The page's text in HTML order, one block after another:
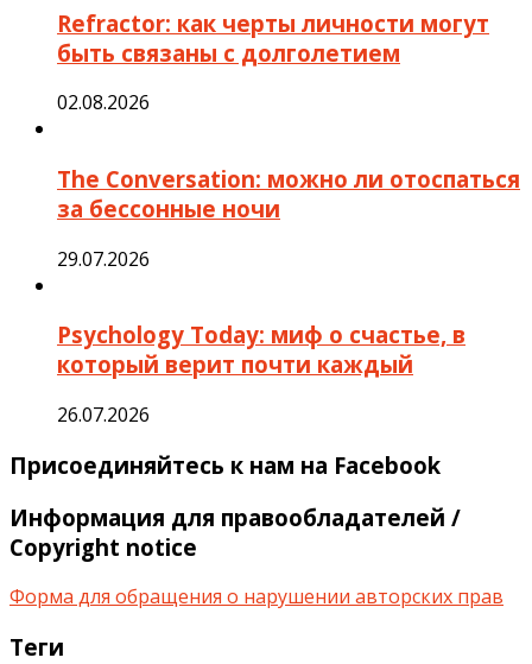
Refractor: как черты личности могут
быть связаны с долголетием
02.08.2026
The Conversation: можно ли отоспаться
за бессонные ночи
29.07.2026
Psychology Today: миф о счастье, в
который верит почти каждый
26.07.2026
Присоединяйтесь к нам на Facebook
Информация для правообладателей /
Copyright notice
Форма для обращения о нарушении авторских прав
Теги